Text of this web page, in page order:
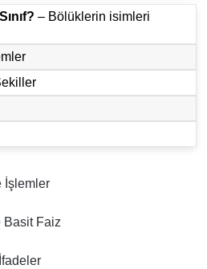
– Bölüklerin isimleri
İşlemler
Basit Faiz